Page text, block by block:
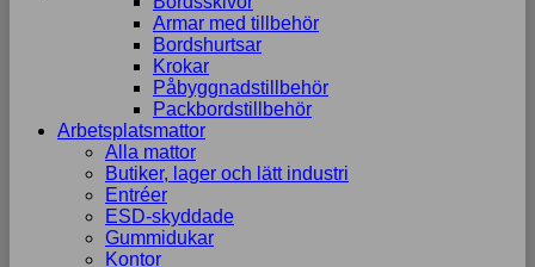
Armar med tillbehör
Bordshurtsar
Krokar
Påbyggnadstillbehör
Packbordstillbehör
Arbetsplatsmattor
Alla mattor
Butiker, lager och lätt industri
Entréer
ESD-skyddade
Gummidukar
Kontor